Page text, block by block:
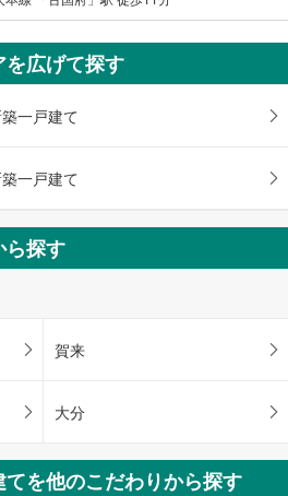
広げて探す
一戸建て
一戸建て
ら探す
賀来
大分
を他のこだわりから探す